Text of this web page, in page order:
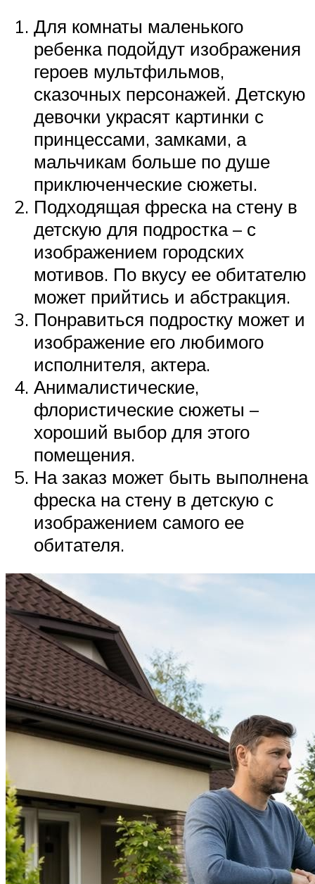
Для комнаты маленького
ребенка подойдут изображения
героев мультфильмов,
сказочных персонажей. Детскую
девочки украсят картинки с
принцессами, замками, а
мальчикам больше по душе
приключенческие сюжеты.
Подходящая фреска на стену в
детскую для подростка – с
изображением городских
мотивов. По вкусу ее обитателю
может прийтись и абстракция.
Понравиться подростку может и
изображение его любимого
исполнителя, актера.
Анималистические,
флористические сюжеты –
хороший выбор для этого
помещения.
На заказ может быть выполнена
фреска на стену в детскую с
изображением самого ее
обитателя.